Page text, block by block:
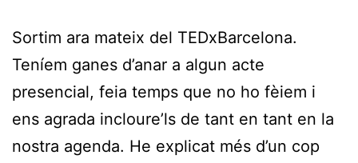
Sortim ara mateix del TEDxBarcelona.
Teníem ganes d’anar a algun acte
presencial, feia temps que no ho fèiem i
ens agrada incloure’ls de tant en tant en la
nostra agenda. He explicat més d’un cop